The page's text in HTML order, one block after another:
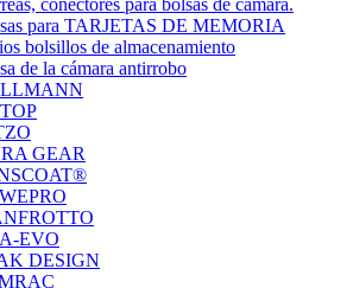
conectores para bolsas de cámara.
para TARJETAS DE MEMORIA
bolsillos de almacenamiento
de la cámara antirrobo
GEAR
EVO
DESIGN